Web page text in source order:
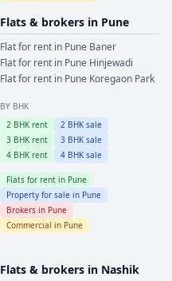
Flats & brokers in Pune
Flat for rent in Pune Baner
Flat for rent in Pune Hinjewadi
Flat for rent in Pune Koregaon Park
BY BHK
2 BHK rent 2 BHK sale
3 BHK rent 3 BHK sale
4 BHK rent 4 BHK sale
Flats for rent in Pune
Property for sale in Pune
Brokers in Pune
Commercial in Pune
Flats & brokers in Nashik